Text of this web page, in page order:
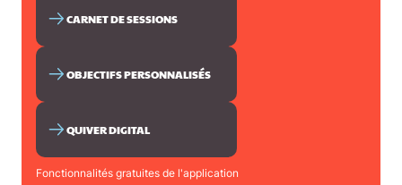
CARNET DE SESSIONS
OBJECTIFS PERSONNALISÉS
QUIVER DIGITAL
Fonctionnalités gratuites de l'application